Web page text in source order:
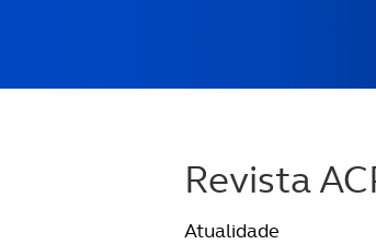
Revista
Atualidade